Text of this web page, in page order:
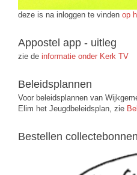
deze is na inloggen te vinden op
Appostel app - uitleg
zie de informatie onder Kerk TV
Beleidsplannen
Voor beleidsplannen van
Elim het Jeugdbeleidsplan, zie
Bestellen collectebonnen